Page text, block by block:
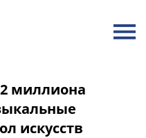
миллиона
искусств